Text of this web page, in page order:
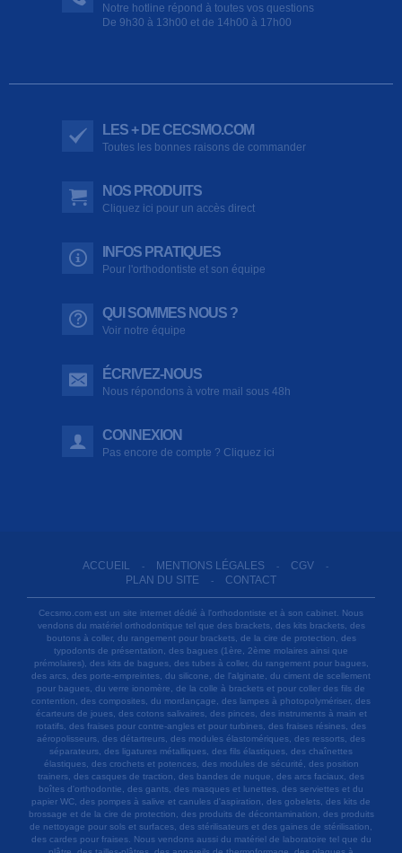
Notre hotline répond à toutes vos questions
De 9h30 à 13h00 et de 14h00 à 17h00
LES + DE CECSMO.COM
Toutes les bonnes raisons de commander
NOS PRODUITS
Cliquez ici pour un accès direct
INFOS PRATIQUES
Pour l'orthodontiste et son équipe
QUI SOMMES NOUS ?
Voir notre équipe
ÉCRIVEZ-NOUS
Nous répondons à votre mail sous 48h
CONNEXION
Pas encore de compte ? Cliquez ici
ACCUEIL - MENTIONS LÉGALES - CGV -
PLAN DU SITE - CONTACT
Cecsmo.com est un site internet dédié à l'orthodontiste et à son cabinet. Nous
vendons du matériel orthodontique tel que des brackets, des kits brackets, des
boutons à coller, du rangement pour brackets, de la cire de protection, des
typodonts de présentation, des bagues (1ère, 2ème molaires ainsi que
prémolaires), des kits de bagues, des tubes à coller, du rangement pour bagues,
des arcs, des porte-empreintes, du silicone, de l'alginate, du ciment de scellement
pour bagues, du verre ionomère, de la colle à brackets et pour coller des fils de
contention, des composites, du mordançage, des lampes à photopolymériser, des
écarteurs de joues, des cotons salivaires, des pinces, des instruments à main et
rotatifs, des fraises pour contre-angles et pour turbines, des fraises résines, des
aéropolisseurs, des détartreurs, des modules élastomériques, des ressorts, des
séparateurs, des ligatures métalliques, des fils élastiques, des chaînettes
élastiques, des crochets et potences, des modules de sécurité, des position
trainers, des casques de traction, des bandes de nuque, des arcs faciaux, des
boîtes d'orthodontie, des gants, des masques et lunettes, des serviettes et du
papier WC, des pompes à salive et canules d'aspiration, des gobelets, des kits de
brossage et de la cire de protection, des produits de décontamination, des produits
de nettoyage pour sols et surfaces, des stérilisateurs et des gaines de stérilisation,
des cardes pour fraises. Nous vendons aussi du matériel de laboratoire tel que du